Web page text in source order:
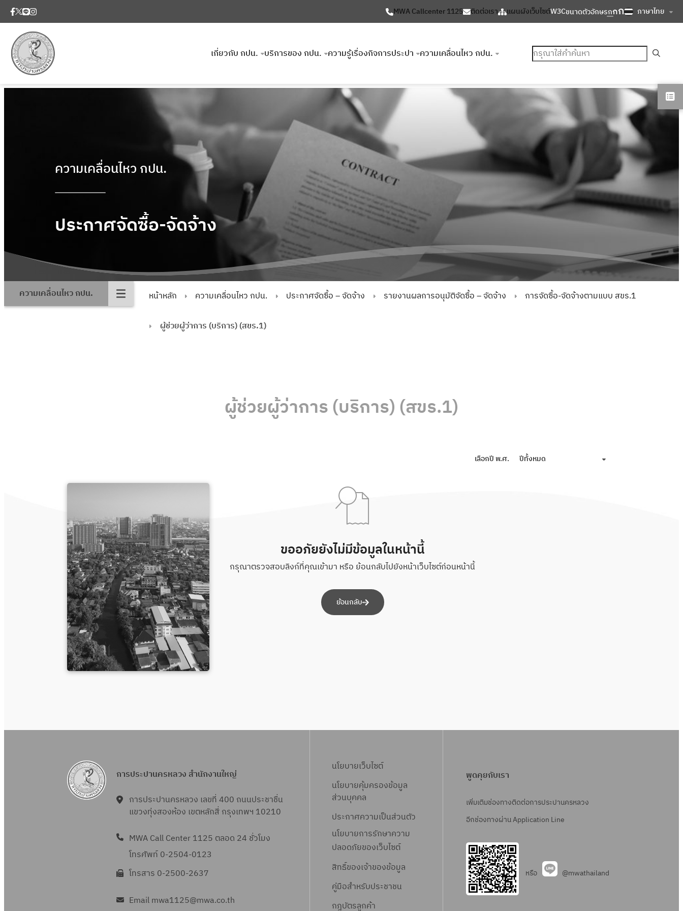
MWA Callcenter 1125 ติดต่อเรา แผนผังเว็บไซต์W3Cขนาดตัวอักษรกกก ภาษาไทย
เกี่ยวกับ กปน. บริการของ กปน. ความรู้เรื่องกิจการประปา ความเคลื่อนไหว กปน. ค้นหา
ความเคลื่อนไหว กปน.
ประกาศจัดซื้อ-จัดจ้าง
ความเคลื่อนไหว กปน. หน้าหลัก ความเคลื่อนไหว กปน. ประกาศจัดซื้อ – จัดจ้าง รายงานผลการอนุมัติจัดซื้อ – จัดจ้าง การจัดซื้อ-จัดจ้างตามแบบ สขร.1
ผู้ช่วยผู้ว่าการ (บริการ) (สขร.1)
ผู้ช่วยผู้ว่าการ (บริการ) (สขร.1)
เลือกปี พ.ศ. ปีทั้งหมด
ขออภัยยังไม่มีข้อมูลในหน้านี้
กรุณาตรวจสอบลิงก์ที่คุณเข้ามา หรือ ย้อนกลับไปยังหน้าเว็บไซต์ก่อนหน้านี้
ย้อนกลับ
การประปานครหลวง สำนักงานใหญ่
การประปานครหลวง เลขที่ 400 ถนนประชาชื่น
แขวงทุ่งสองห้อง เขตหลักสี่ กรุงเทพฯ 10210
MWA Call Center 1125 ตลอด 24 ชั่วโมง
โทรศัพท์ 0-2504-0123
โทรสาร 0-2500-2637
Email mwa1125@mwa.co.th
นโยบายเว็บไซต์
นโยบายคุ้มครองข้อมูล
ส่วนบุคคล
ประกาศความเป็นส่วนตัว
นโยบายการรักษาความ
ปลอดภัยของเว็บไซต์
สิทธิ์ของเจ้าของข้อมูล
คู่มือสำหรับประชาชน
กฎบัตรลูกค้า
พูดคุยกับเรา
เพิ่มเติมช่องทางติดต่อการประปานครหลวง
อีกช่องทางผ่าน Application Line
หรือ @mwathailand